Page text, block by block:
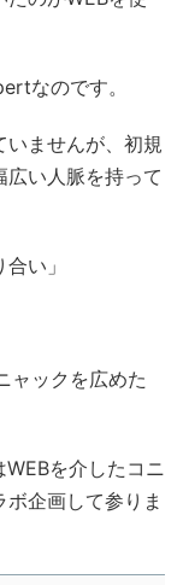
なのです。
いませんが、初規
い人脈を持って
い」
ャックを広めた
を介したコニ
企画して参りま